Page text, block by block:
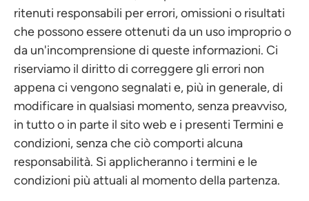
ritenuti responsabili per errori, omissioni o risultati
che possono essere ottenuti da un uso improprio o
da un'incomprensione di queste informazioni. Ci
riserviamo il diritto di correggere gli errori non
appena ci vengono segnalati e, più in generale, di
modificare in qualsiasi momento, senza preavviso,
in tutto o in parte il sito web e i presenti Termini e
condizioni, senza che ciò comporti alcuna
responsabilità. Si applicheranno i termini e le
condizioni più attuali al momento della partenza.